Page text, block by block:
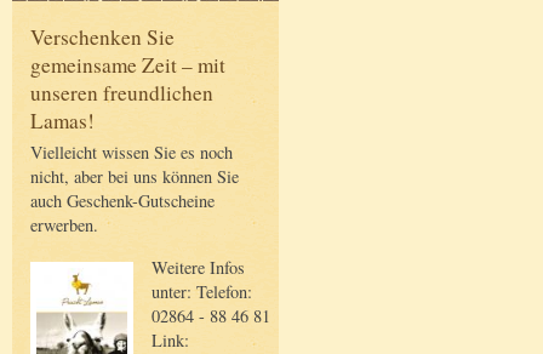
Verschenken Sie
gemeinsame Zeit – mit
unseren freundlichen
Lamas!
Vielleicht wissen Sie es noch
nicht, aber bei uns können Sie
auch Geschenk-Gutscheine
erwerben.
Weitere Infos
unter: Telefon:
02864 - 88 46 81
Link: